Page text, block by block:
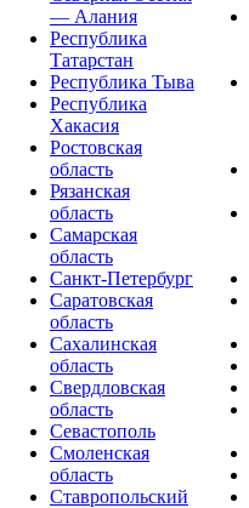
— Алания
Республика
Татарстан
Республика Тыва
Республика
Хакасия
Ростовская
область
Рязанская
область
Самарская
область
Санкт-Петербург
Саратовская
область
Сахалинская
область
Свердловская
область
Севастополь
Смоленская
область
Ставропольский